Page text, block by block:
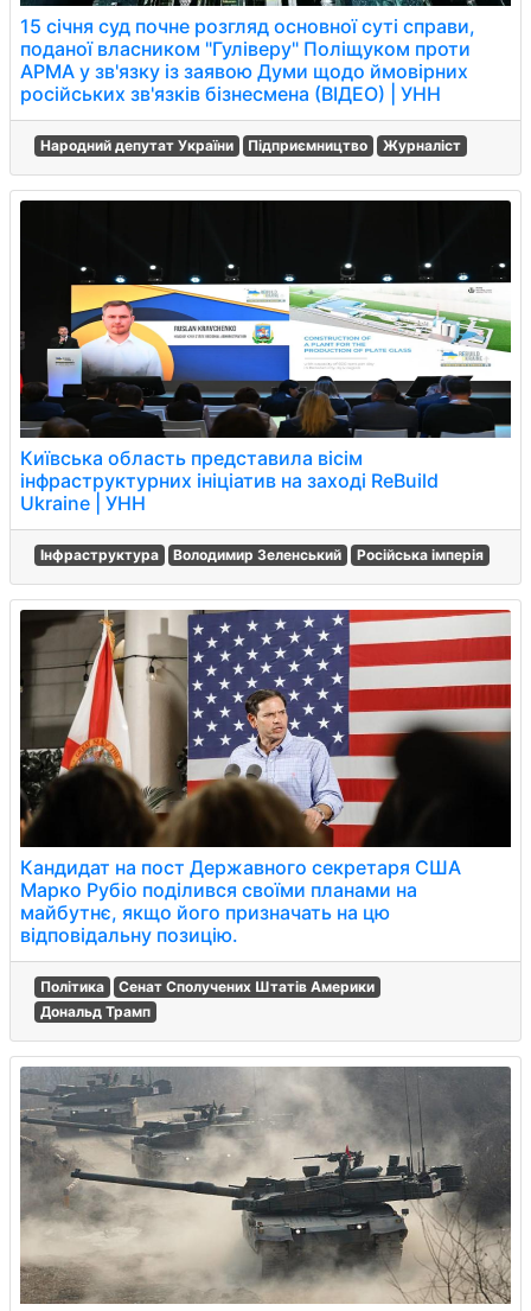
15 січня суд почне розгляд основної суті справи,
поданої власником "Гуліверу" Поліщуком проти
АРМА у зв'язку із заявою Думи щодо ймовірних
російських зв'язків бізнесмена (ВІДЕО) | УНН
Народний депутат України Підприємництво Журналіст
Київська область представила вісім
інфраструктурних ініціатив на заході ReBuild
Ukraine | УНН
Інфраструктура Володимир Зеленський Російська імперія
Кандидат на пост Державного секретаря США
Марко Рубіо поділився своїми планами на
майбутнє, якщо його призначать на цю
відповідальну позицію.
Політика
Сенат Сполучених Штатів Америки
Дональд Трамп